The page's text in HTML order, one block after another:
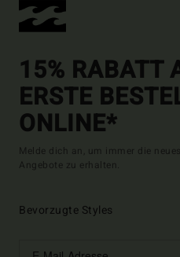
15% RABATT
ERSTE
ONLINE*
Melde dich an, um immer die
Angebote zu erhalten.
Bevorzugte Styles